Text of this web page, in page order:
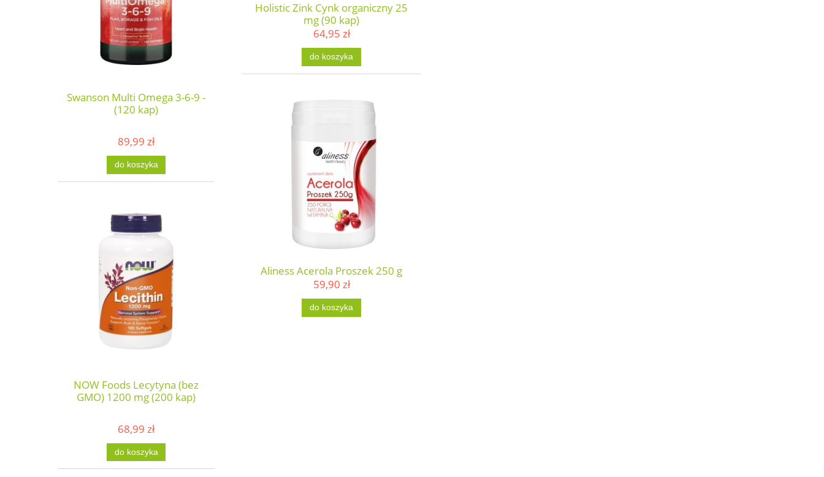
Swanson Multi Omega 3-6-9 -
(120 kap)
89,99 zł
do koszyka
NOW Foods Lecytyna (bez
GMO) 1200 mg (200 kap)
68,99 zł
do koszyka
Holistic Zink Cynk organiczny 25
mg (90 kap)
64,95 zł
do koszyka
Aliness Acerola Proszek 250 g
59,90 zł
do koszyka